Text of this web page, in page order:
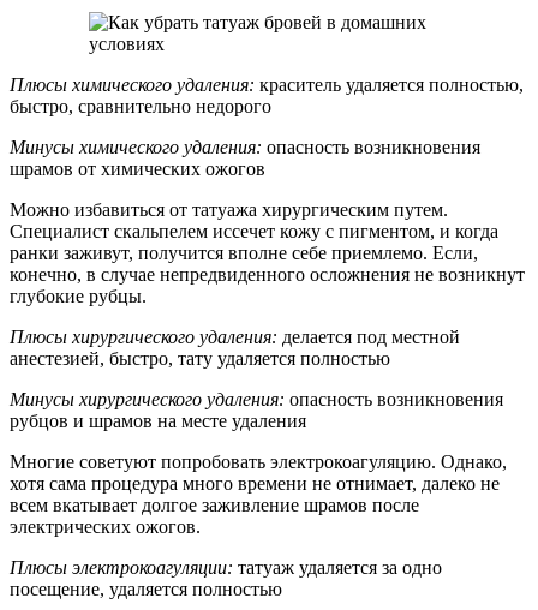
Плюсы химического удаления: краситель удаляется полностью,
быстро, сравнительно недорого
Минусы химического удаления: опасность возникновения
шрамов от химических ожогов
Можно избавиться от татуажа хирургическим путем.
Специалист скальпелем иссечет кожу с пигментом, и когда
ранки заживут, получится вполне себе приемлемо. Если,
конечно, в случае непредвиденного осложнения не возникнут
глубокие рубцы.
Плюсы хирургического удаления: делается под местной
анестезией, быстро, тату удаляется полностью
Минусы хирургического удаления: опасность возникновения
рубцов и шрамов на месте удаления
Многие советуют попробовать электрокоагуляцию. Однако,
хотя сама процедура много времени не отнимает, далеко не
всем вкатывает долгое заживление шрамов после
электрических ожогов.
Плюсы электрокоагуляции: татуаж удаляется за одно
посещение, удаляется полностью